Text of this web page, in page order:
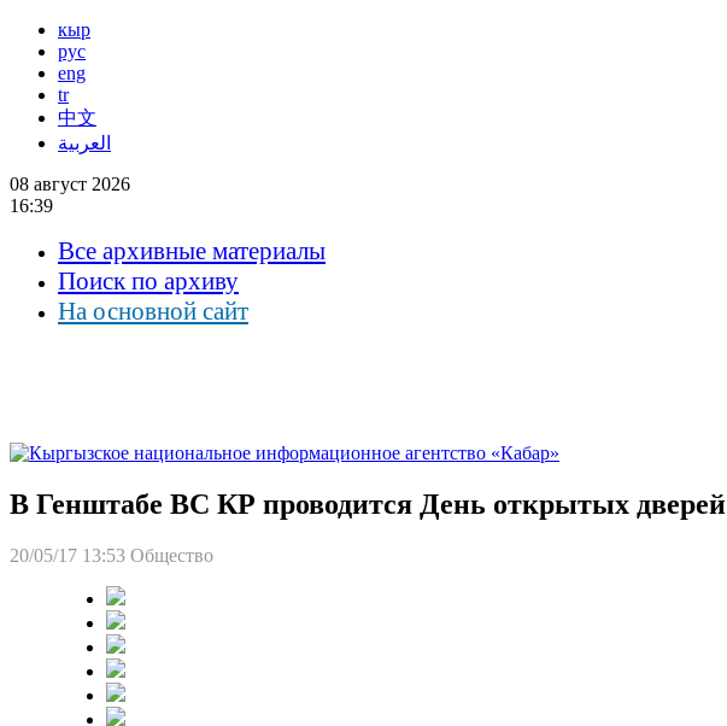
кыр
рус
eng
tr
中文
العربية
08 август 2026
16:39
Все архивные материалы
Поиск по архиву
На основной сайт
В Генштабе ВС КР проводится День открытых дверей
20/05/17 13:53 Общество